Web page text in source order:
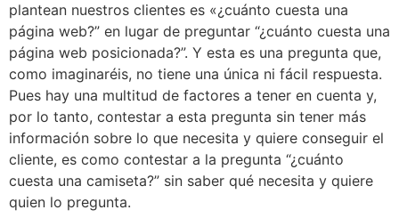
plantean nuestros clientes es «¿cuánto cuesta una
página web?” en lugar de preguntar “¿cuánto cuesta una
página web posicionada?”. Y esta es una pregunta que,
como imaginaréis, no tiene una única ni fácil respuesta.
Pues hay una multitud de factores a tener en cuenta y,
por lo tanto, contestar a esta pregunta sin tener más
información sobre lo que necesita y quiere conseguir el
cliente, es como contestar a la pregunta “¿cuánto
cuesta una camiseta?” sin saber qué necesita y quiere
quien lo pregunta.